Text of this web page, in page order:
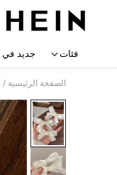
فئات جديد في
الصفحة الرئيسية /